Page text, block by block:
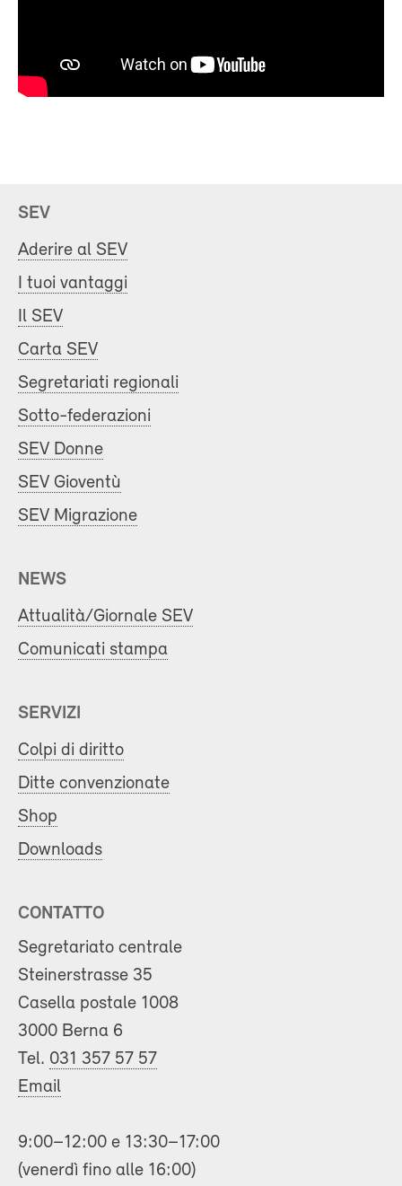
SEV
Aderire al SEV
I tuoi vantaggi
Il SEV
Carta SEV
Segretariati regionali
Sotto-federazioni
SEV Donne
SEV Gioventù
SEV Migrazione
NEWS
Attualità/Giornale SEV
Comunicati stampa
SERVIZI
Colpi di diritto
Ditte convenzionate
Shop
Downloads
CONTATTO
Segretariato centrale
Steinerstrasse 35
Casella postale 1008
3000 Berna 6
Tel. 031 357 57 57
Email
9:00–12:00 e 13:30–17:00
(venerdì fino alle 16:00)